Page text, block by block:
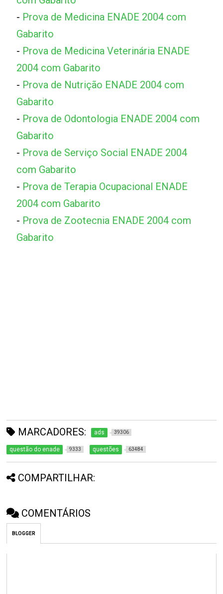
- Prova de Medicina ENADE 2004 com
Gabarito
- Prova de Medicina Veterinária ENADE
2004 com Gabarito
- Prova de Nutrição ENADE 2004 com
Gabarito
- Prova de Odontologia ENADE 2004 com
Gabarito
- Prova de Serviço Social ENADE 2004
com Gabarito
- Prova de Terapia Ocupacional ENADE
2004 com Gabarito
- Prova de Zootecnia ENADE 2004 com
Gabarito
MARCADORES: ads 39306
questão do enade 9333 questões 63484
COMPARTILHAR:
COMENTÁRIOS
BLOGGER